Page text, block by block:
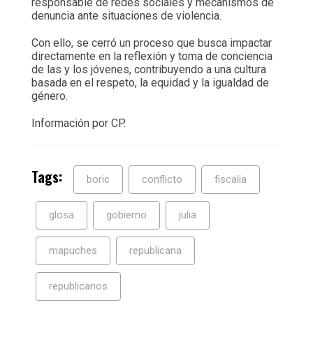
denuncia ante situaciones de violencia.
Con ello, se cerró un proceso que busca impactar
directamente en la reflexión y toma de conciencia
de las y los jóvenes, contribuyendo a una cultura
basada en el respeto, la equidad y la igualdad de
género.
Información por CP.
Tags: boric conflicto fiscalia
glosa gobierno julia
mapuches republicana
republicanos